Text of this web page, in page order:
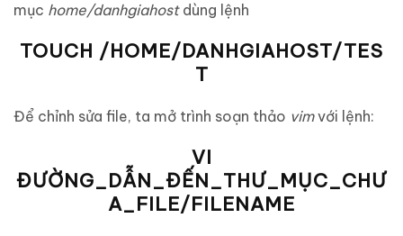
mục home/danhgiahostdùng lệnh
TOUCH /HOME/DANHGIAHOST/TES
T
Để chỉnh sửa file, ta mở trình soạn thảo vimvới lệnh:
VI
ĐƯỜNG_DẪN_ĐẾN_THƯ_MỤC_CHƯ
A_FILE/FILENAME